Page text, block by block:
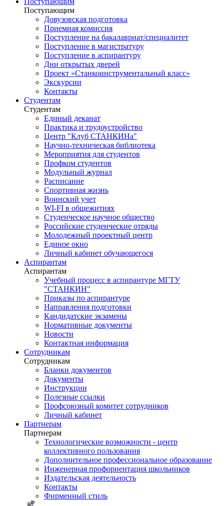
Поступающим
Довузовская подготовка
Приемная комиссия
Поступление на бакалавриат/специалитет
Поступление в магистратуру
Поступление в аспирантуру
Дни открытых дверей
Проект «Станкоинструментальный класс»
Экскурсии
Контакты
Студентам
Студентам
Единый деканат
Практика и трудоустройство
Центр "Клуб СТАНКИНа"
Научно-техническая библиотека
Мероприятия для студентов
Профком студентов
Модульный журнал
Расписание
Спортивная жизнь
Воинский учет
WI-FI в общежитиях
Студенческое научное общество
Российские студенческие отряды
Молодежный проектный центр
Единое окно
Личный кабинет обучающегося
Аспирантам
Аспирантам
Учебный процесс в аспирантуре МГТУ
"СТАНКИН"
Приказы по аспирантуре
Направления подготовки
Кандидатские экзамены
Нормативные документы
Новости
Контактная информация
Сотрудникам
Сотрудникам
Бланки документов
Документы
Инструкции
Полезные ссылки
Профсоюзный комитет сотрудников
Личный кабинет
Партнерам
Партнерам
Технологические возможности - центр
коллективного пользования
Дополнительное профессиональное образование
Инженерная профориентация школьников
Издательская деятельность
Контакты
Фирменный стиль